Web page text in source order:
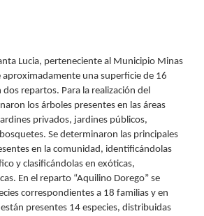
Lucia, perteneciente al Municipio Minas
una superficie de 16
repartos. Para la realización del
los árboles presentes en las áreas
privados, jardines públicos,
Se determinaron las principales
en la comunidad, identificándolas
y clasificándolas en exóticas,
En el reparto “Aquilino Dorego” se
correspondientes a 18 familias y en
están presentes 14 especies, distribuidas